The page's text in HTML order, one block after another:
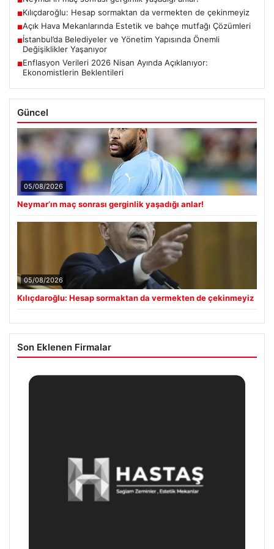
■Kılıçdaroğlu: Hesap sormaktan da vermekten de çekinmeyiz
■Açık Hava Mekanlarında Estetik ve bahçe mutfağı Çözümleri
■İstanbul’da Belediyeler ve Yönetim Yapısında Önemli
Değişiklikler Yaşanıyor
■Enflasyon Verileri 2026 Nisan Ayında Açıklanıyor:
Ekonomistlerin Beklentileri
Güncel
05/08/2026
Neymar’ın maç sonrası gerginlik yaşadığı anlar!
05/08/2026
Kılıçdaroğlu: Hesap sormaktan da vermekten de çekinmeyiz
Son Eklenen Firmalar